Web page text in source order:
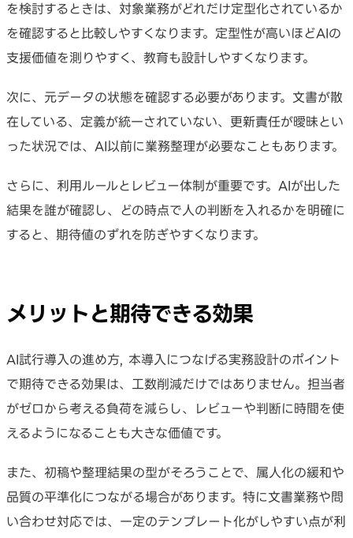
を検討するときは、対象業務がどれだけ定型化されているか
を確認すると比較しやすくなります。定型性が高いほどAIの
支援価値を測りやすく、教育も設計しやすくなります。
次に、元データの状態を確認する必要があります。文書が散
在している、定義が統一されていない、更新責任が曖昧とい
った状況では、AI以前に業務整理が必要なこともあります。
さらに、利用ルールとレビュー体制が重要です。AIが出した
結果を誰が確認し、どの時点で人の判断を入れるかを明確に
すると、期待値のずれを防ぎやすくなります。
メリットと期待できる効果
AI試行導入の進め方, 本導入につなげる実務設計のポイント
で期待できる効果は、工数削減だけではありません。担当者
がゼロから考える負荷を減らし、レビューや判断に時間を使
えるようになることも大きな価値です。
また、初稿や整理結果の型がそろうことで、属人化の緩和や
品質の平準化につながる場合があります。特に文書業務や問
い合わせ対応では、一定のテンプレート化がしやすい点が利